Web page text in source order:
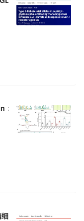
：PCBP1蛋白精准拆解
胞也背了一部分？基因